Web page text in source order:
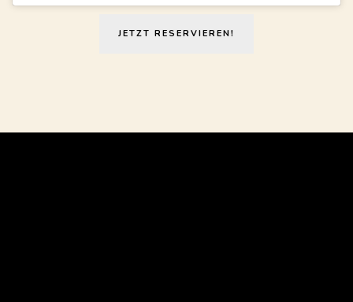
JETZT RESERVIEREN!